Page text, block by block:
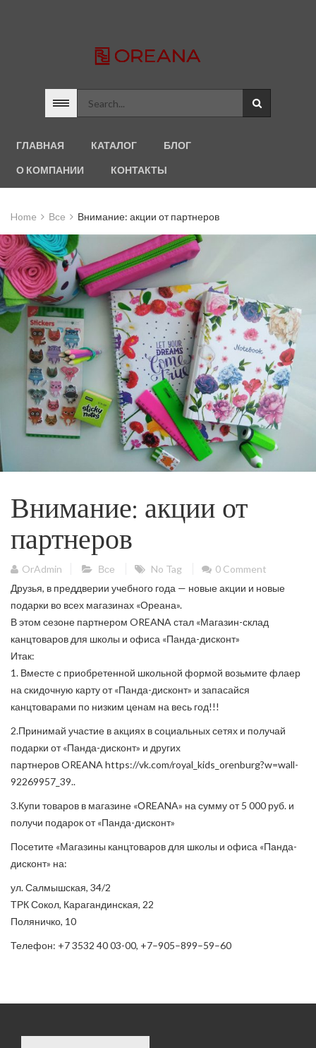
ГЛАВНАЯ КАТАЛОГ БЛОГ
О КОМПАНИИ КОНТАКТЫ
Home Все Внимание: акции от партнеров
Внимание: акции от
партнеров
OrAdmin Все No Tag
0 Comment
Друзья, в преддверии учебного года — новые акции и новые
подарки во всех магазинах «Ореана».
В этом сезоне партнером OREANA стал «Магазин-склад
канцтоваров для школы и офиса «Панда-дисконт»
Итак:
1. Вместе с приобретенной школьной формой возьмите флаер
на скидочную карту от «Панда-дисконт» и запасайся
канцтоварами по низким ценам на весь год!!!
2.Принимай участие в акциях в социальных сетях и получай
подарки от «Панда-дисконт» и других
партнеровOREANA https://vk.com/royal_kids_orenburg?w=wall-
92269957_39..
3.Купи товаров в магазине «ОREANA» на сумму от 5 000 руб. и
получи подарок от «Панда-дисконт»
Посетите «Магазины канцтоваров для школы и офиса «Панда-
дисконт» на:
ул. Салмышская, 34/2
ТРК Сокол, Карагандинская, 22
Поляничко, 10
Телефон: +7 3532 40 03-00, +7–905–899–59–60